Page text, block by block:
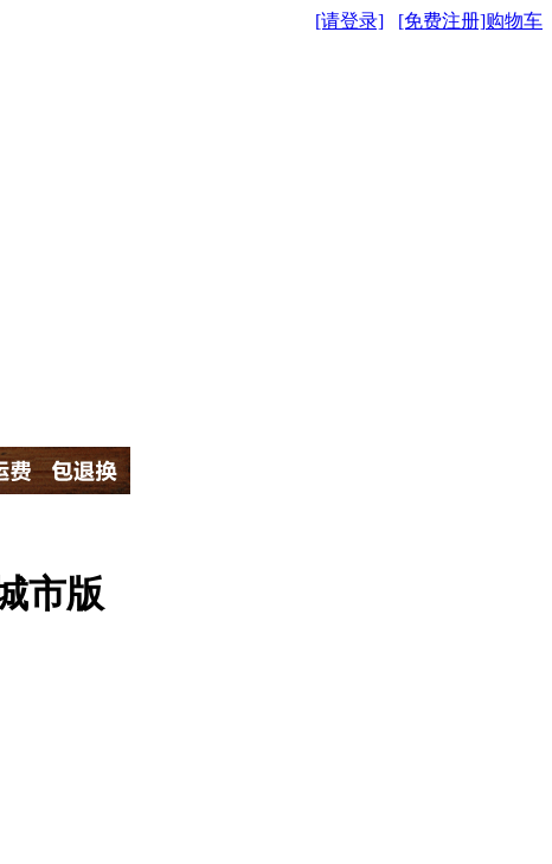
[请登录] [免费注册]购物车
市版